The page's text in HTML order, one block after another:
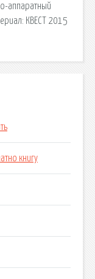
аппаратный
КВЕСТ 2015
книгу